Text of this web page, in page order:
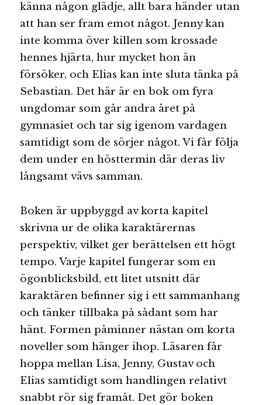
känna någon glädje, allt bara händer utan
att han ser fram emot något. Jenny kan
inte komma över killen som krossade
hennes hjärta, hur mycket hon än
försöker, och Elias kan inte sluta tänka på
Sebastian. Det här är en bok om fyra
ungdomar som går andra året på
gymnasiet och tar sig igenom vardagen
samtidigt som de sörjer något. Vi får följa
dem under en hösttermin där deras liv
långsamt vävs samman.
Boken är uppbyggd av korta kapitel
skrivna ur de olika karaktärernas
perspektiv, vilket ger berättelsen ett högt
tempo. Varje kapitel fungerar som en
ögonblicksbild, ett litet utsnitt där
karaktären befinner sig i ett sammanhang
och tänker tillbaka på sådant som har
hänt. Formen påminner nästan om korta
noveller som hänger ihop. Läsaren får
hoppa mellan Lisa, Jenny, Gustav och
Elias samtidigt som handlingen relativt
snabbt rör sig framåt. Det gör boken